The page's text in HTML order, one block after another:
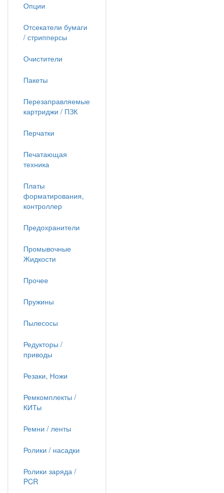
Опции
Отсекатели бумаги
/ стрипперсы
Очистители
Пакеты
Перезаправляемые
картриджи / ПЗК
Перчатки
Печатающая
техника
Платы
форматирования,
контроллер
Предохранители
Промывочные
Жидкости
Прочее
Пружины
Пылесосы
Редукторы /
приводы
Резаки, Ножи
Ремкомплекты /
КИТы
Ремни / ленты
Ролики / насадки
Ролики заряда /
PCR